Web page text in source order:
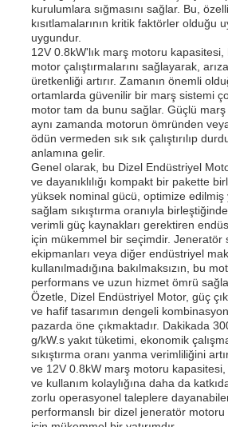
Hakkımızda
Fabrika turu
Kalite kontrol
Bize ulaşın
Haberler
Tüm servis talepleri
Teklif isteği
dizel jeneratör seti
kurulumlara sığmasını sağlar. Bu,
kısıtlamalarının kritik faktörler olduğu
uygundur.
12V 0.8kW'lık marş motoru kapasitesi,
motor çalıştırmalarını sağlayarak,
üretkenliği artırır. Zamanın önemli
ortamlarda güvenilir bir marş sistemi
motor tam da bunu sağlar. Güçlü
aynı zamanda motorun ömründen
ödün vermeden sık sık çalıştırılıp
anlamına gelir.
Genel olarak, bu Dizel Endüstriyel
ve dayanıklılığı kompakt bir pakette
yüksek nominal gücü, optimize edilmiş
sağlam sıkıştırma oranıyla
verimli güç kaynakları gerektiren
için mükemmel bir seçimdir. Jeneratör
ekipmanları veya diğer endüstriyel
kullanılmadığına bakılmaksızın, bu
performans ve uzun hizmet ömrü
Özetle, Dizel Endüstriyel Motor, güç
ve hafif tasarımın dengeli
pazarda öne çıkmaktadır. Dakikada
g/kW.s yakıt tüketimi, ekonomik
sıkıştırma oranı yanma verimliliğini
ve 12V 0.8kW marş motoru
ve kullanım kolaylığına daha da
zorlu operasyonel taleplere
performanslı bir dizel jeneratör